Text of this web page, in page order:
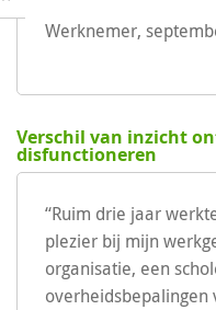
Werknemer,
Verschil van inzicht
disfunctioneren
“Ruim drie jaar
plezier bij mijn
organisatie, een
overheidsbepalingen